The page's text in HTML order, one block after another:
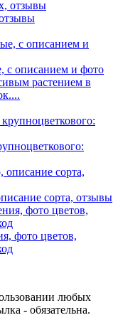
с описанием и фото
растением в
сорта, отзывы
фото цветов,
любых
- обязательна.